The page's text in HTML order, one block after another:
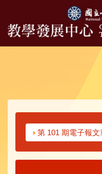
第 101 期電子報文